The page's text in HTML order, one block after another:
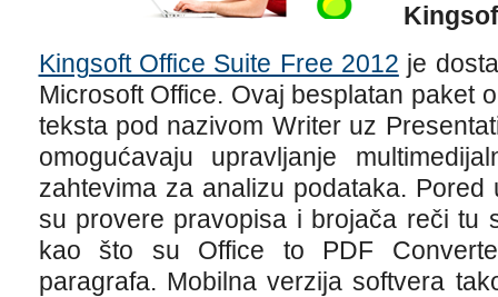
Kingsoft Office Suite Free 2012 je
Microsoft Office. Ovaj besplatan paket
teksta pod nazivom Writer uz
omogućavaju upravljanje
zahtevima za analizu podataka.
su provere pravopisa i brojača reči tu
kao što su Office to PDF
paragrafa. Mobilna verzija softvera